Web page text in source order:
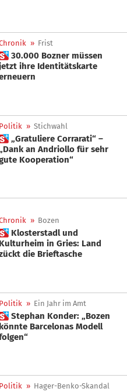
» Frist
Bozner müssen
ihre Identitätskarte
Politik » Stichwahl
Corrarati“ –
an Andriollo für sehr
Kooperation“
» Bozen
und
Kulturheim in Gries: Land
die Brieftasche
Politik » Ein Jahr im Amt
Konder: „Bozen
könnte Barcelonas Modell
Politik » Hager-Benko-Skandal